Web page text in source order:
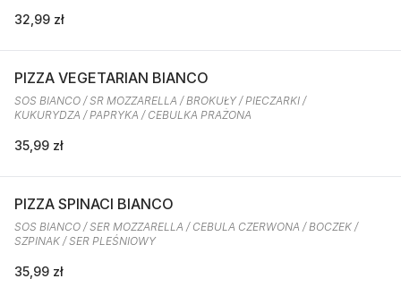
32,99 zł
PIZZA VEGETARIAN BIANCO
SOS BIANCO / SR MOZZARELLA / BROKUŁY / PIECZARKI /
KUKURYDZA / PAPRYKA / CEBULKA PRAŻONA
35,99 zł
PIZZA SPINACI BIANCO
SOS BIANCO / SER MOZZARELLA / CEBULA CZERWONA / BOCZEK /
SZPINAK / SER PLEŚNIOWY
35,99 zł